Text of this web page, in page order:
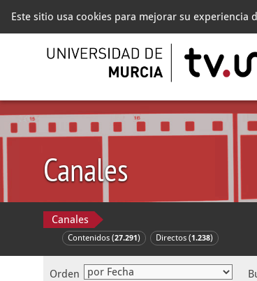
Este sitio usa cookies para mejorar su
Canales
Canales
Contenidos (27.291) Directos (1.238)
Orden